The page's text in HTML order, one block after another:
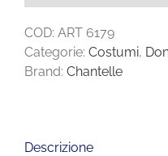
COD: ART 6179
Categorie: Costumi,
Brand: Chantelle
Descrizione